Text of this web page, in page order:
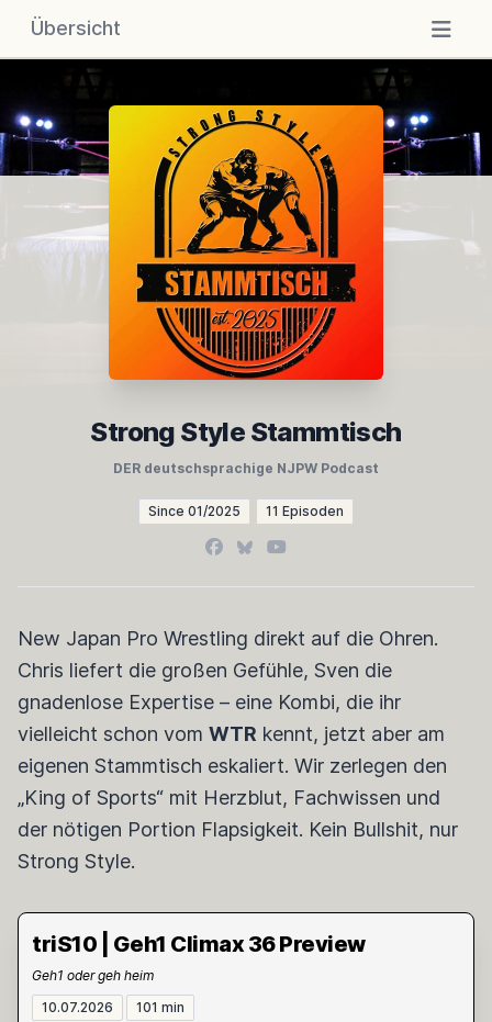
Übersicht
Strong Style Stammtisch
DER deutschsprachige NJPW Podcast
Since 01/2025 11 Episoden
Facebook
BlueskyYouTube
New Japan Pro Wrestling direkt auf die Ohren.
Chris liefert die großen Gefühle, Sven die
gnadenlose Expertise – eine Kombi, die ihr
vielleicht schon vom WTR kennt, jetzt aber am
eigenen Stammtisch eskaliert. Wir zerlegen den
„King of Sports“ mit Herzblut, Fachwissen und
der nötigen Portion Flapsigkeit. Kein Bullshit, nur
Strong Style.
triS10 | Geh1 Climax 36 Preview
Geh1 oder geh heim
10.07.2026
101 min